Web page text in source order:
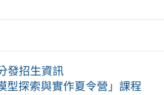
發招生資訊
型探索與實作夏令營」課程